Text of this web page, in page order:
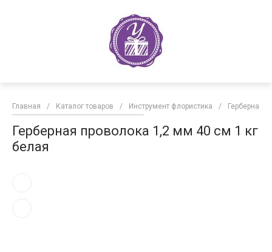
Главная / Каталог товаров / Инструмент флористика / Герберная
Герберная проволока 1,2 мм 40 см 1 кг
белая